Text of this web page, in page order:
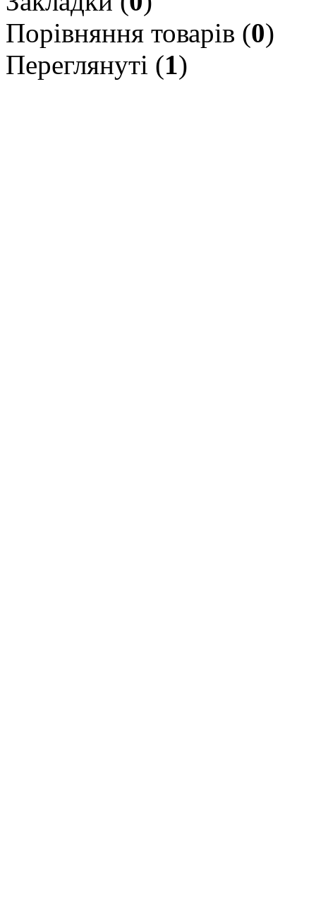
Порівняння товарів (0)
Переглянуті (1)